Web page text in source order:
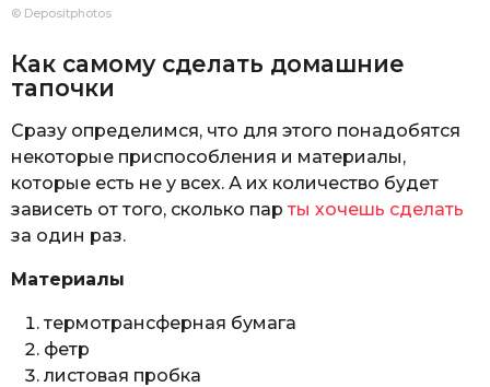
© Depositphotos
Как самому сделать домашние
тапочки
Сразу определимся, что для этого понадобятся
некоторые приспособления и материалы,
которые есть не у всех. А их количество будет
зависеть от того, сколько пар ты хочешь сделать
за один раз.
Материалы
термотрансферная бумага
фетр
листовая пробка